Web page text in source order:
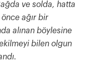
ve solda, hatta
ağır bir
alınan böylesine
bilen olgun